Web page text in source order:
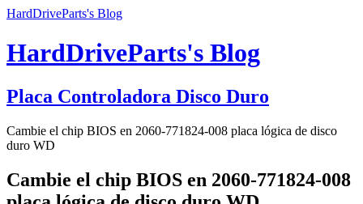
HardDriveParts's Blog
HardDriveParts's Blog
Placa Controladora Disco Duro
Cambie el chip BIOS en 2060-771824-008 placa lógica de disco
duro WD
Cambie el chip BIOS en 2060-771824-008